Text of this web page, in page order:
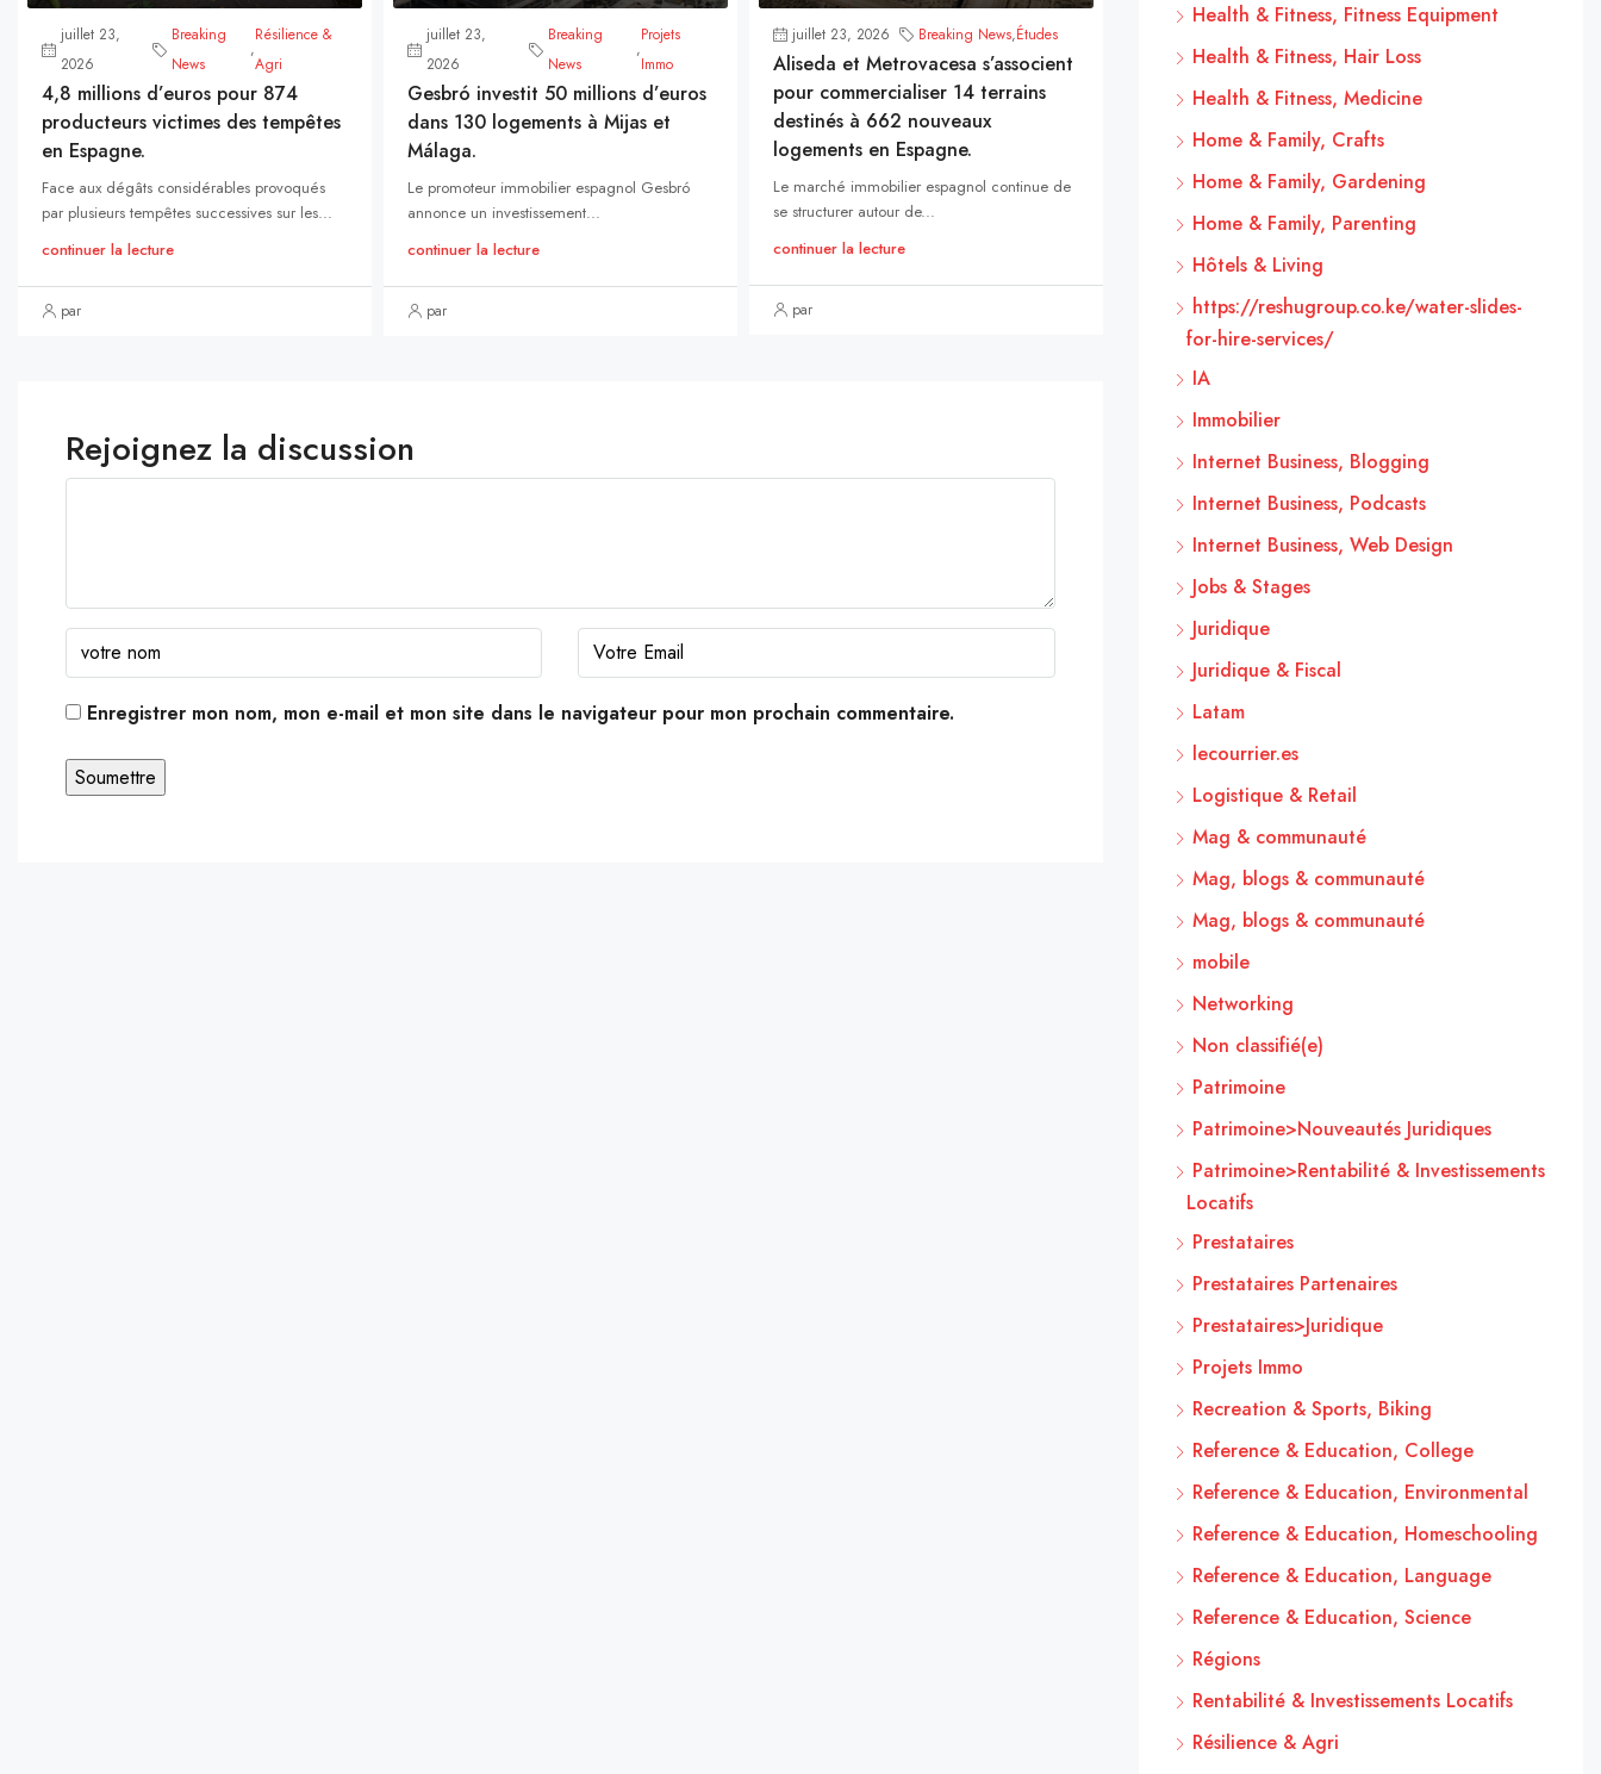
juillet 23,
2026
Breaking
News
,
Résilience &
Agri
4,8 millions d’euros pour 874
producteurs victimes des tempêtes
en Espagne.
Face aux dégâts considérables provoqués
par plusieurs tempêtes successives sur les...
continuer la lecture
par
juillet 23,
2026
Breaking
News
,
Projets
Immo
Gesbró investit 50 millions d’euros
dans 130 logements à Mijas et
Málaga.
Le promoteur immobilier espagnol Gesbró
annonce un investissement...
continuer la lecture
par
juillet 23, 2026 Breaking News,Études
Aliseda et Metrovacesa s’associent
pour commercialiser 14 terrains
destinés à 662 nouveaux
logements en Espagne.
Le marché immobilier espagnol continue de
se structurer autour de...
continuer la lecture
par
Rejoignez la discussion
Enregistrer mon nom, mon e-mail et mon site dans le navigateur pour mon prochain commentaire.
Health & Fitness, Fitness Equipment
Health & Fitness, Hair Loss
Health & Fitness, Medicine
Home & Family, Crafts
Home & Family, Gardening
Home & Family, Parenting
Hôtels & Living
https://reshugroup.co.ke/water-slides-
for-hire-services/
IA
Immobilier
Internet Business, Blogging
Internet Business, Podcasts
Internet Business, Web Design
Jobs & Stages
Juridique
Juridique & Fiscal
Latam
lecourrier.es
Logistique & Retail
Mag & communauté
Mag, blogs & communauté
Mag, blogs & communauté
mobile
Networking
Non classifié(e)
Patrimoine
Patrimoine>Nouveautés Juridiques
Patrimoine>Rentabilité & Investissements
Locatifs
Prestataires
Prestataires Partenaires
Prestataires>Juridique
Projets Immo
Recreation & Sports, Biking
Reference & Education, College
Reference & Education, Environmental
Reference & Education, Homeschooling
Reference & Education, Language
Reference & Education, Science
Régions
Rentabilité & Investissements Locatifs
Résilience & Agri